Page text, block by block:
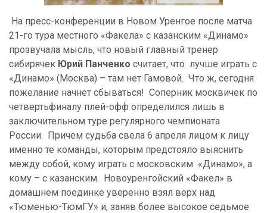
На пресс-конференции в Новом Уренгое после матча
21-го тура местного «Факела» с казанским «Динамо»
прозвучала мысль, что новый главный тренер
сибирячек Юрий Панченко считает, что лучше играть с
«Динамо» (Москва) – там нет Гамовой. Что ж, сегодня
пожелание начнет сбываться! Соперник москвичек по
четвертьфиналу плей-офф определился лишь в
заключительном туре регулярного чемпионата
России. Причем судьба свела 6 апреля лицом к лицу
именно те команды, которым предстояло выяснить
между собой, кому играть с московским «Динамо», а
кому – с казанским. Новоуренгойский «Факел» в
домашнем поединке уверенно взял верх над
«Тюменью-ТюмГУ» и, заняв более высокое седьмое